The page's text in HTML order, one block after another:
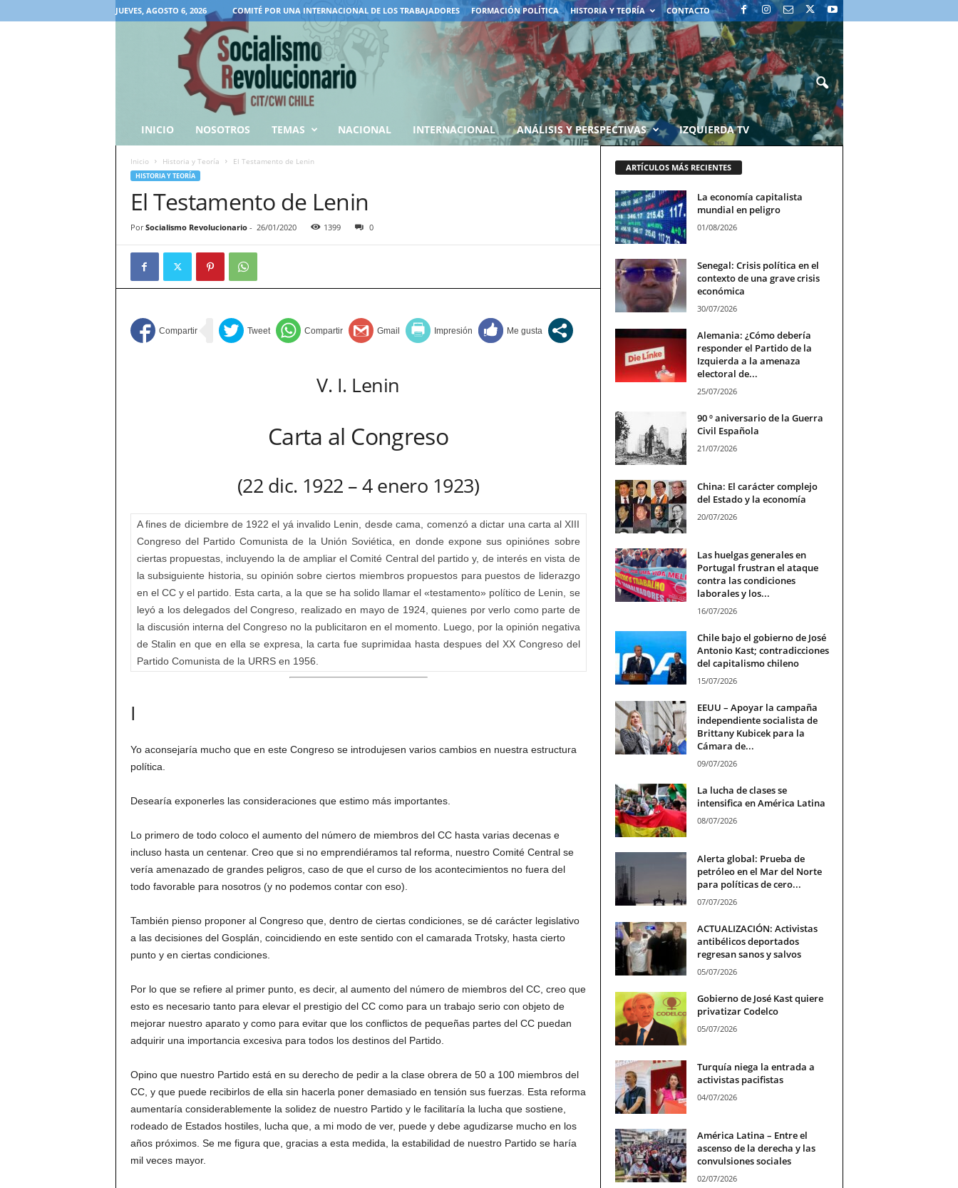
JUEVES, AGOSTO 6, 2026 COMITÉ POR UNA INTERNACIONAL DE LOS TRABAJADORES FORMACIÓN POLÍTICA HISTORIA Y TEORÍA CONTACTO
INICIO NOSOTROS TEMAS NACIONAL INTERNACIONAL ANÁLISIS Y PERSPECTIVAS IZQUIERDA TV
Inicio Historia y Teoría El Testamento de Lenin
HISTORIA Y TEORÍA
El Testamento de Lenin
Por Socialismo Revolucionario- 26/01/2020 1399 0
V. I. Lenin
Carta al Congreso
(22 dic. 1922 – 4 enero 1923)
A fines de diciembre de 1922 el yá invalido Lenin, desde cama, comenzó a dictar una carta al XIII
Congreso del Partido Comunista de la Unión Soviética, en donde expone sus opiniónes sobre
ciertas propuestas, incluyendo la de ampliar el Comité Central del partido y, de interés en vista de
la subsiguiente historia, su opinión sobre ciertos miembros propuestos para puestos de liderazgo
en el CC y el partido. Esta carta, a la que se ha solido llamar el «testamento» político de Lenin, se
leyó a los delegados del Congreso, realizado en mayo de 1924, quienes por verlo como parte de
la discusión interna del Congreso no la publicitaron en el momento. Luego, por la opinión negativa
de Stalin en que en ella se expresa, la carta fue suprimidaa hasta despues del XX Congreso del
Partido Comunista de la URRS en 1956.
I
Yo aconsejaría mucho que en este Congreso se introdujesen varios cambios en nuestra estructura
política.
Desearía exponerles las consideraciones que estimo más importantes.
Lo primero de todo coloco el aumento del número de miembros del CC hasta varias decenas e
incluso hasta un centenar. Creo que si no emprendiéramos tal reforma, nuestro Comité Central se
vería amenazado de grandes peligros, caso de que el curso de los acontecimientos no fuera del
todo favorable para nosotros (y no podemos contar con eso).
También pienso proponer al Congreso que, dentro de ciertas condiciones, se dé carácter legislativo
a las decisiones del Gosplán, coincidiendo en este sentido con el camarada Trotsky, hasta cierto
punto y en ciertas condiciones.
Por lo que se refiere al primer punto, es decir, al aumento del número de miembros del CC, creo que
esto es necesario tanto para elevar el prestigio del CC como para un trabajo serio con objeto de
mejorar nuestro aparato y como para evitar que los conflictos de pequeñas partes del CC puedan
adquirir una importancia excesiva para todos los destinos del Partido.
Opino que nuestro Partido está en su derecho de pedir a la clase obrera de 50 a 100 miembros del
CC, y que puede recibirlos de ella sin hacerla poner demasiado en tensión sus fuerzas. Esta reforma
aumentaría considerablemente la solidez de nuestro Partido y le facilitaría la lucha que sostiene,
rodeado de Estados hostiles, lucha que, a mi modo de ver, puede y debe agudizarse mucho en los
años próximos. Se me figura que, gracias a esta medida, la estabilidad de nuestro Partido se haría
mil veces mayor.
ARTÍCULOS MÁS RECIENTES
La economía capitalista
mundial en peligro
01/08/2026
Senegal: Crisis política en el
contexto de una grave crisis
económica
30/07/2026
Alemania: ¿Cómo debería
responder el Partido de la
Izquierda a la amenaza
electoral de...
25/07/2026
90 º aniversario de la Guerra
Civil Española
21/07/2026
China: El carácter complejo
del Estado y la economía
20/07/2026
Las huelgas generales en
Portugal frustran el ataque
contra las condiciones
laborales y los...
16/07/2026
Chile bajo el gobierno de José
Antonio Kast; contradicciones
del capitalismo chileno
15/07/2026
EEUU – Apoyar la campaña
independiente socialista de
Brittany Kubicek para la
Cámara de...
09/07/2026
La lucha de clases se
intensifica en América Latina
08/07/2026
Alerta global: Prueba de
petróleo en el Mar del Norte
para políticas de cero...
07/07/2026
ACTUALIZACIÓN: Activistas
antibélicos deportados
regresan sanos y salvos
05/07/2026
Gobierno de José Kast quiere
privatizar Codelco
05/07/2026
Turquía niega la entrada a
activistas pacifistas
04/07/2026
América Latina – Entre el
ascenso de la derecha y las
convulsiones sociales
02/07/2026